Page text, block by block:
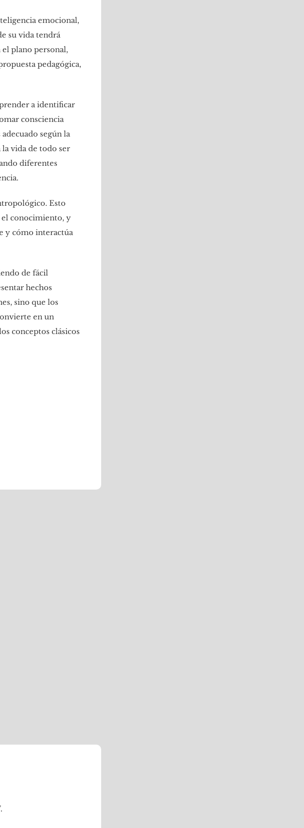
emocional,
su vida tendrá
plano personal,
pedagógica,
a identificar
consciencia
según la
vida de todo ser
diferentes
Esto
el conocimiento, y
y cómo interactúa
de fácil
hechos
sino que los
en un
conceptos clásicos